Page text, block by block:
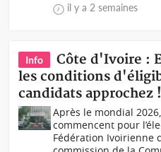
il y a 2 semaines
Info
Côte d'Ivoire :
les conditions
candidats approchez !
Après le mondial
commencent pour
Fédération Ivoirienne